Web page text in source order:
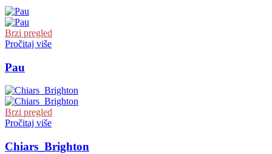
Brzi pregled
Pročitaj više
Pau
Brzi pregled
Pročitaj više
Chiars_Brighton